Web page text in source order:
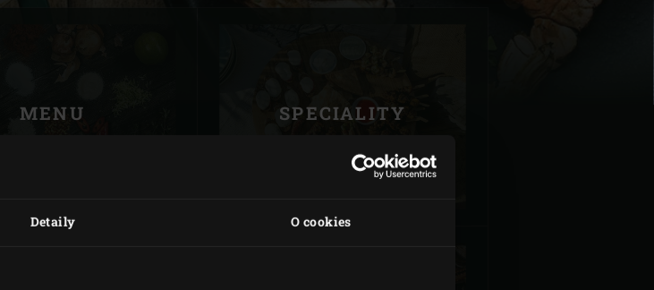
Detaily O cookies
MENU SPECIALITY